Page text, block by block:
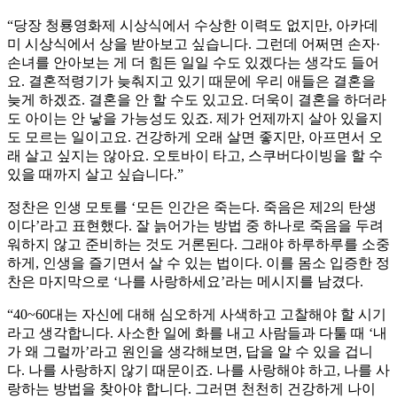
“당장 청룡영화제 시상식에서 수상한 이력도 없지만, 아카데
미 시상식에서 상을 받아보고 싶습니다. 그런데 어쩌면 손자·
손녀를 안아보는 게 더 힘든 일일 수도 있겠다는 생각도 들어
요. 결혼적령기가 늦춰지고 있기 때문에 우리 애들은 결혼을
늦게 하겠죠. 결혼을 안 할 수도 있고요. 더욱이 결혼을 하더라
도 아이는 안 낳을 가능성도 있죠. 제가 언제까지 살아 있을지
도 모르는 일이고요. 건강하게 오래 살면 좋지만, 아프면서 오
래 살고 싶지는 않아요. 오토바이 타고, 스쿠버다이빙을 할 수
있을 때까지 살고 싶습니다.”
정찬은 인생 모토를 ‘모든 인간은 죽는다. 죽음은 제2의 탄생
이다’라고 표현했다. 잘 늙어가는 방법 중 하나로 죽음을 두려
워하지 않고 준비하는 것도 거론된다. 그래야 하루하루를 소중
하게, 인생을 즐기면서 살 수 있는 법이다. 이를 몸소 입증한 정
찬은 마지막으로 ‘나를 사랑하세요’라는 메시지를 남겼다.
“40~60대는 자신에 대해 심오하게 사색하고 고찰해야 할 시기
라고 생각합니다. 사소한 일에 화를 내고 사람들과 다툴 때 ‘내
가 왜 그럴까’라고 원인을 생각해보면, 답을 알 수 있을 겁니
다. 나를 사랑하지 않기 때문이죠. 나를 사랑해야 하고, 나를 사
랑하는 방법을 찾아야 합니다. 그러면 천천히 건강하게 나이